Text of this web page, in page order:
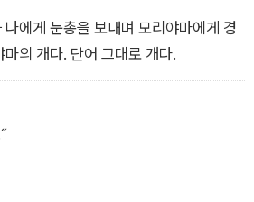
에게 눈총을 보내며 모리야마에게 경
의 개다. 단어 그대로 개다.